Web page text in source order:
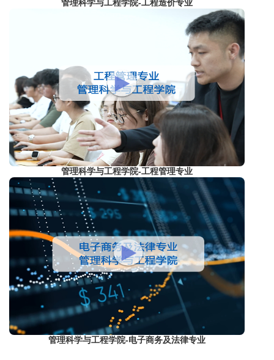
管理科学与工程学院-工程造价专业
管理科学与工程学院-工程管理专业
管理科学与工程学院-电子商务及法律专业